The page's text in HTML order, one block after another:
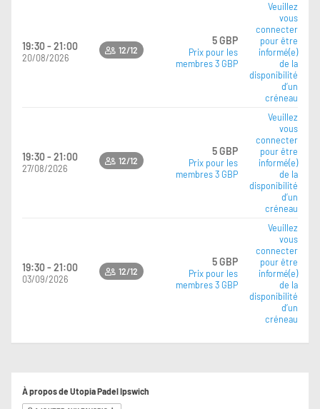
19:30 - 21:00
20/08/2026
12/12
5 GBP
Prix pour les
membres 3 GBP
Veuillez
vous
connecter
pour être
informé(e)
de la
disponibilité
d’un
créneau
19:30 - 21:00
27/08/2026
12/12
5 GBP
Prix pour les
membres 3 GBP
Veuillez
vous
connecter
pour être
informé(e)
de la
disponibilité
d’un
créneau
19:30 - 21:00
03/09/2026
12/12
5 GBP
Prix pour les
membres 3 GBP
Veuillez
vous
connecter
pour être
informé(e)
de la
disponibilité
d’un
créneau
À propos de Utopia Padel Ipswich